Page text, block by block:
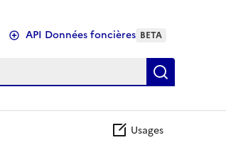
API Données foncières BETA
Usages